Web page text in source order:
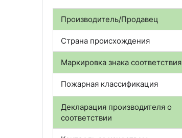
Производитель/Продавец
Страна происхождения
Маркировка знака соответствия
Пожарная классификация
Декларация производителя о
соответствии